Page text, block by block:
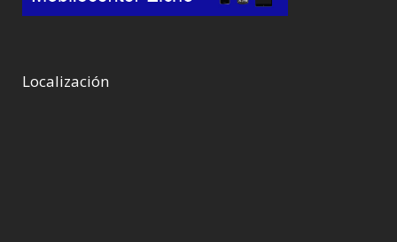
Localización